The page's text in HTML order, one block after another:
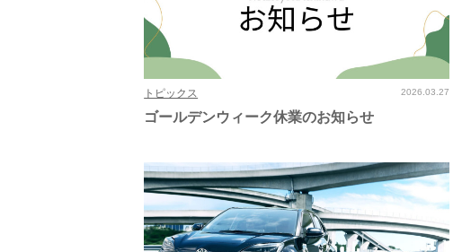
トピックス 2026.03.27
ゴールデンウィーク休業のお知らせ